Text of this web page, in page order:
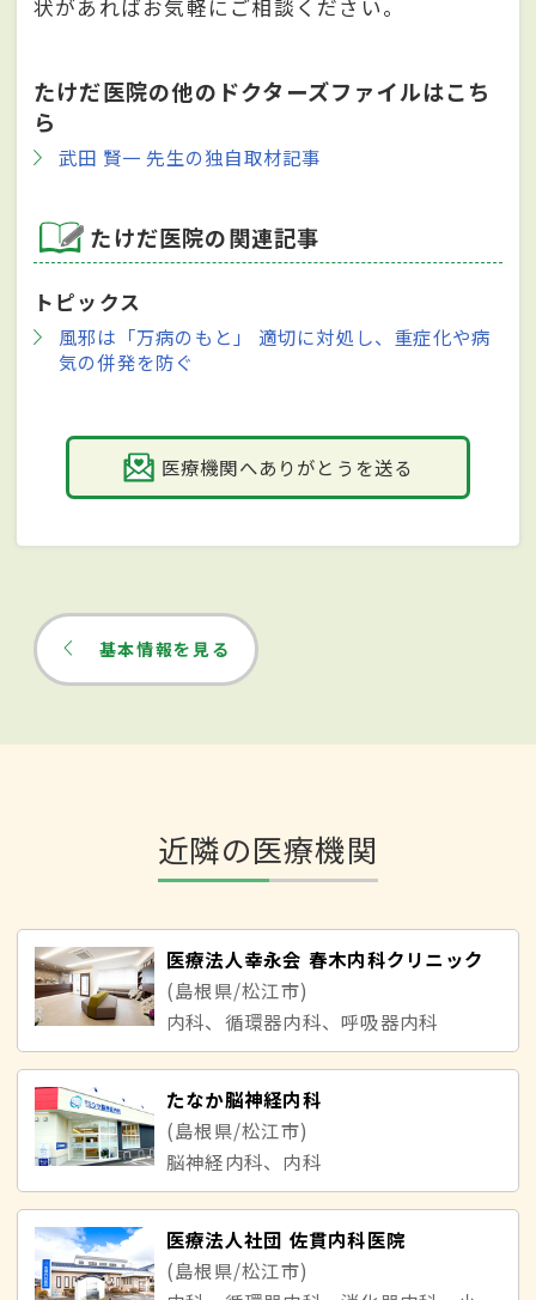
状があればお気軽にご相談ください。
たけだ医院の他のドクターズファイルはこち
ら
武田 賢一 先生の独自取材記事
たけだ医院の関連記事
トピックス
風邪は「万病のもと」 適切に対処し、重症化や病
気の併発を防ぐ
医療機関へありがとうを送る
基本情報を見る
近隣の医療機関
医療法人幸永会 春木内科クリニック
(島根県/松江市)
内科、循環器内科、呼吸器内科
たなか脳神経内科
(島根県/松江市)
脳神経内科、内科
医療法人社団 佐貫内科医院
(島根県/松江市)